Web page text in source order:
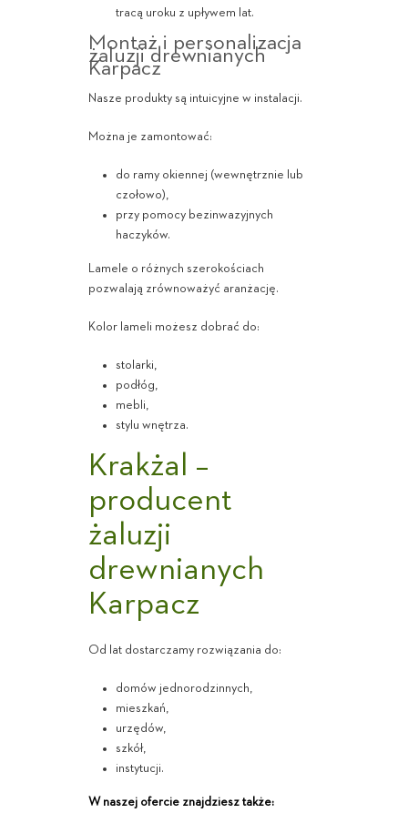
tracą uroku z upływem lat.
Montaż i personalizacja
żaluzji drewnianych
Karpacz
Nasze produkty są intuicyjne w instalacji.
Można je zamontować:
do ramy okiennej (wewnętrznie lub
czołowo),
przy pomocy bezinwazyjnych
haczyków.
Lamele o różnych szerokościach
pozwalają zrównoważyć aranżację.
Kolor lameli możesz dobrać do:
stolarki,
podłóg,
mebli,
stylu wnętrza.
Krakżal –
producent
żaluzji
drewnianych
Karpacz
Od lat dostarczamy rozwiązania do:
domów jednorodzinnych,
mieszkań,
urzędów,
szkół,
instytucji.
W naszej ofercie znajdziesz także: